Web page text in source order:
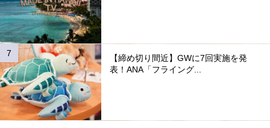
【締め切り間近】GWに7回実施を発
表！ANA「フライング...